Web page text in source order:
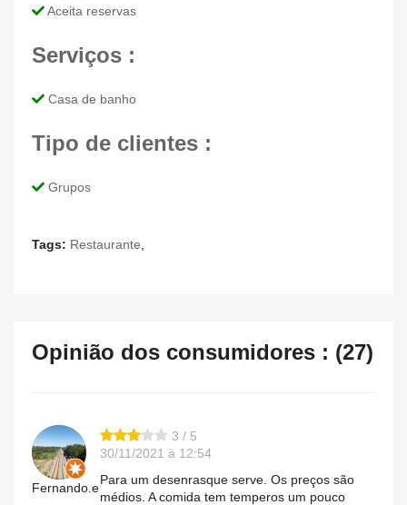
Aceita reservas
Serviços :
Casa de banho
Tipo de clientes :
Grupos
Tags: Restaurante
Opinião dos consumidores : (27)
Fernando.e
3 / 5
30/11/2021 à 12:54
Para um desenrasque serve. Os preços são
médios. A comida tem temperos um pouco